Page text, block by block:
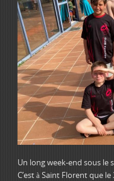
Un long week-end sous le
C’est à Saint Florent que